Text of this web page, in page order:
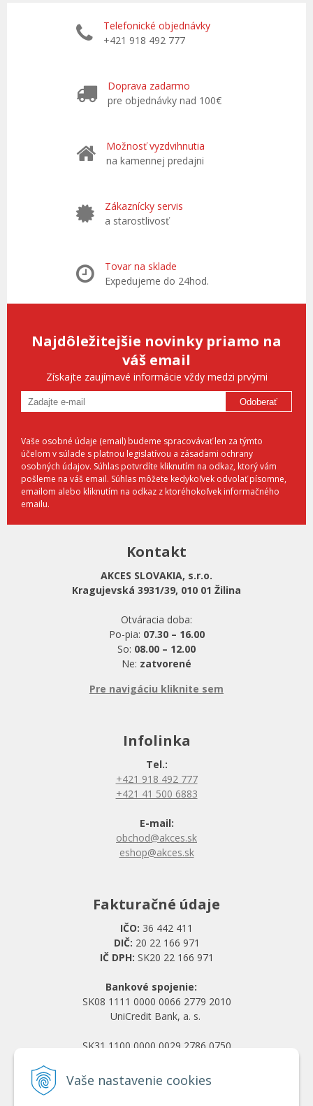
Vaše nastavenie cookies
Telefonické objednávky
+421 918 492 777
Doprava zadarmo
pre objednávky nad 100€
Možnosť vyzdvihnutia
na kamennej predajni
Zákaznícky servis
a starostlivosť
Tovar na sklade
Expedujeme do 24hod.
Najdôležitejšie novinky priamo na
váš email
Získajte zaujímavé informácie vždy medzi prvými
Odoberať
Vaše osobné údaje (email) budeme spracovávať len za týmto
účelom v súlade s platnou legislatívou a zásadami ochrany
osobných údajov. Súhlas potvrdíte kliknutím na odkaz, ktorý vám
pošleme na váš email. Súhlas môžete kedykoľvek odvolať písomne,
emailom alebo kliknutím na odkaz z ktoréhokoľvek informačného
emailu.
Kontakt
AKCES SLOVAKIA, s.r.o.
Kragujevská 3931/39, 010 01 Žilina
Otváracia doba:
Po-pia: 07.30 – 16.00
So: 08.00 – 12.00
Ne: zatvorené
Pre navigáciu kliknite sem
Infolinka
Tel.:
+421 918 492 777
+421 41 500 6883
E-mail:
obchod@akces.sk
eshop@akces.sk
Fakturačné údaje
IČO: 36 442 411
DIČ: 20 22 166 971
IČ DPH: SK20 22 166 971
Bankové spojenie:
SK08 1111 0000 0066 2779 2010
UniCredit Bank, a. s.
SK31 1100 0000 0029 2786 0750